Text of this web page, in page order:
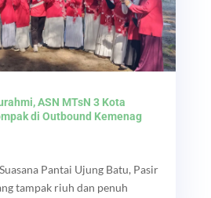
ASN MTsN 3 Kota
di Outbound Kemenag
Pantai Ujung Batu, Pasir
tampak riuh dan penuh